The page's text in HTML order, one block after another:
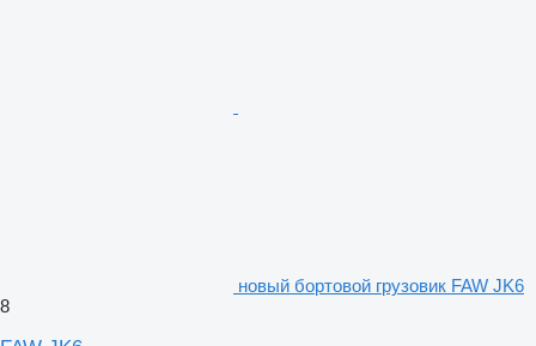
новый бортовой грузовик FAW JK6
8